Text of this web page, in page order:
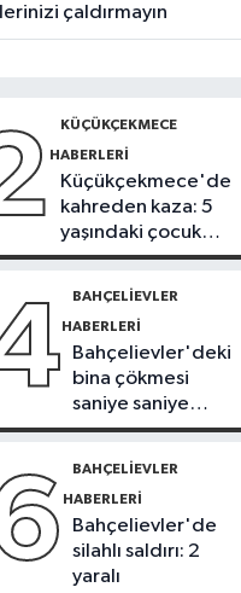
çaldırmayın
Biden’dan açıklama
değil
başladı
zehirli tehlike
KÜÇÜKÇEKMECE
HABERLERI
Küçükçekmece'de
kahreden kaza: 5
yaşındaki çocuk
yoğun bakımda
BAHÇELIEVLER
HABERLERI
Bahçelievler'deki
bina çökmesi
saniye saniye
görüntülendi
BAHÇELIEVLER
HABERLERI
Bahçelievler'de
silahlı saldırı: 2
yaralı